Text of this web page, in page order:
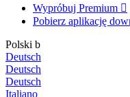
Wypróbuj Premium 
Pobierz aplikację
Polski b
Deutsch
Deutsch
Deutsch
Italiano